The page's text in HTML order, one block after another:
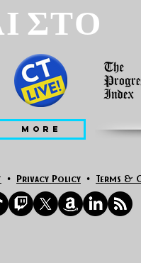
• Privacy Policy • Terms &
ΣΤΟ
MORE